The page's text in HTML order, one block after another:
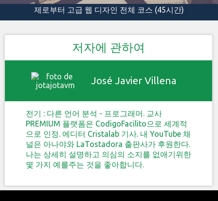
제로부터 고급 웹 디자인 전체 코스 (45시간)
저자에 관하여
José Javier Villena
전기 : 다른 언어 분석 - 프로그래머. 교사
PREMIUM 플랫폼은 CodigoFacilito으로 세계적
으로 인정. 에디터 Cristalab 기사. 내 YouTube 채
널은 아나야와 LaTostadora 출판사가 후원한다.
나는 상세히 설명하고 의심의 소지를 없애기위한
몇 가지 예를주는 것을 좋아합니다.